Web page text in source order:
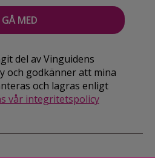
del av Vinguidens
och godkänner att mina
och lagras enligt
vår integritetspolicy